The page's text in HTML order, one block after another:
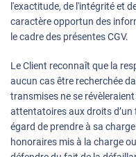
l'exactitude, de l'intégrité et
caractère opportun des
le cadre des présentes CGV.
Le Client reconnaît que la
aucun cas être recherchée
transmises ne se
attentatoires aux droits d’un
égard de prendre à sa
honoraires mis à la charge